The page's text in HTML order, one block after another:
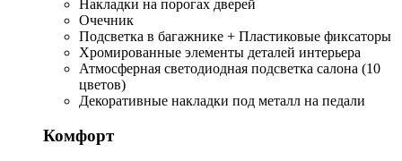
Накладки на порогах дверей
Очечник
Подсветка в багажнике + Пластиковые фиксаторы
Хромированные элементы деталей интерьера
Атмосферная светодиодная подсветка салона (10
цветов)
Декоративные накладки под металл на педали
Комфорт